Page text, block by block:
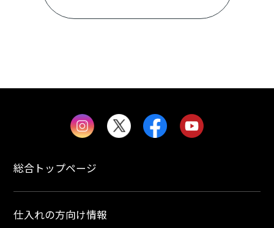
総合トップページ
仕入れの方向け情報